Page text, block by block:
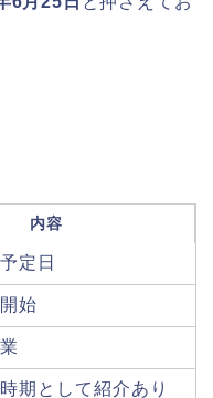
内容
定日
始
期として紹介あり